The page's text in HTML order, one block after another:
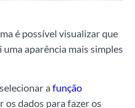
é possível visualizar que
aparência mais simples
a função
os dados para fazer os